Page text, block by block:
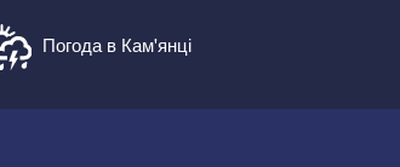
Погода в Кам'янці